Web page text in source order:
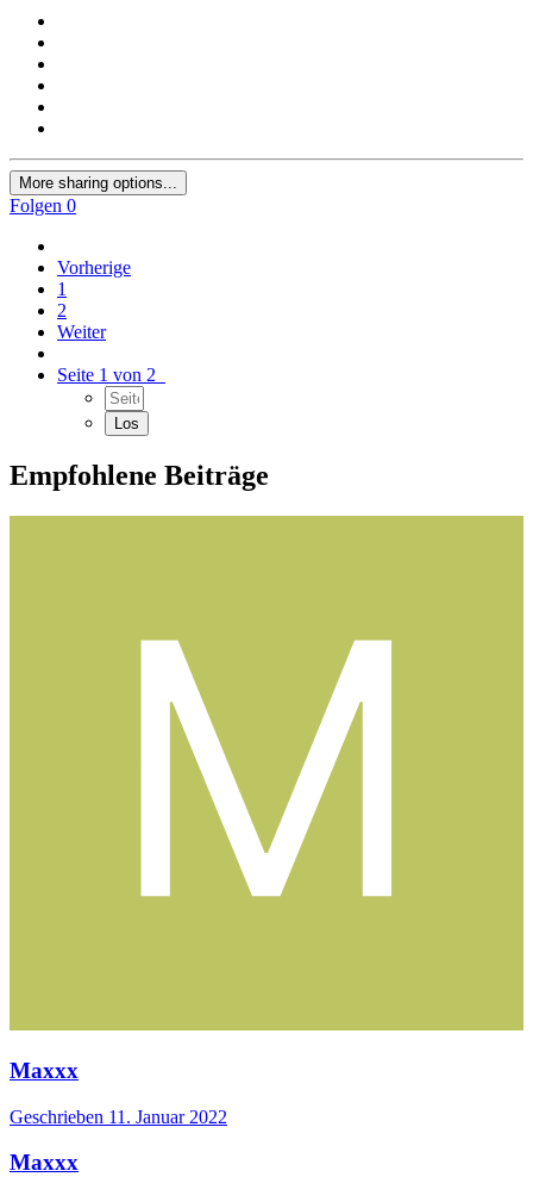
More sharing options...
Folgen 0
Vorherige
1
2
Weiter
Seite 1 von 2
Empfohlene Beiträge
Maxxx
Geschrieben 11. Januar 2022
Maxxx